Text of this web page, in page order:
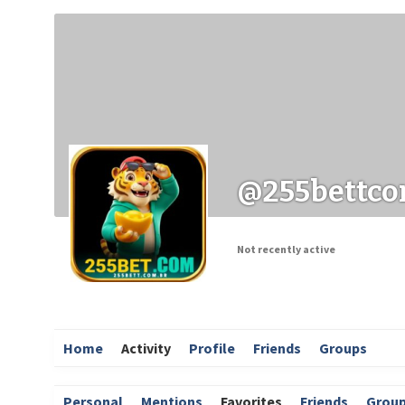
Заходи
Not recently active
Home Activity Profile Friends Groups
Personal Mentions Favorites Friends